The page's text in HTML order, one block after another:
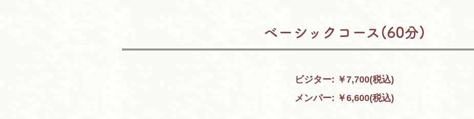
ベーシックコース(60分)
ビジター: ￥7,700(税込)
メンバー: ￥6,600(税込)